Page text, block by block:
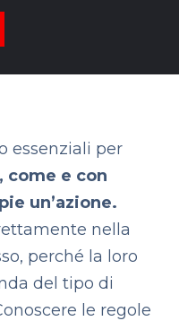
essenziali per
come e con
un’azione.
nella
perché la loro
del tipo di
le regole